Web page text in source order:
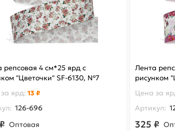
репсовая 4 см*25 ярд с
"Цветочки" SF-6130, №7
ярд: 13 ₽
126-696
Оптовая
Лента
рисунком
Цена за
Артикул:
325 ₽